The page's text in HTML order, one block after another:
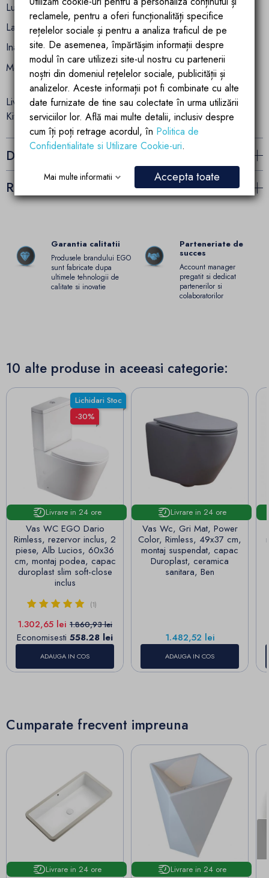
Lungime: 60 cm
Latime: 43 cm
Inaltime: 40 cm
Montaj: suspendat
Livrare completa, cu capac.
Kit de montare inclus.
Detalii ale produsului
Recenzii (2)
Garantia calitatii
Produsele brandului EGO
sunt fabricate dupa
ultimele tehnologii de
calitate si inovatie
Parteneriate de
succes
Account manager
pregatit si dedicat
partenerilor si
colaboratorilor
10 alte produse in aceeasi categorie:
Lichidari Stoc
-30%
Livrare in 24 ore
Vas WC EGO Dario
Rimless, rezervor inclus, 2
piese, Alb Lucios, 60x36
cm, montaj podea, capac
duroplast slim soft-close
inclus
(1)
Pret
1.302,65 lei Pret de baza
1.860,93 lei
Economisesti 558.28 lei
ADAUGA IN COS
Livrare in 24 ore
Vas Wc, Gri Mat, Power
Color, Rimless, 49x37 cm,
montaj suspendat, capac
Duroplast, ceramica
sanitara, Ben
Pret
1.482,52 lei
ADAUGA IN COS
Cumparate frecvent impreuna
Livrare in 24 ore Livrare in 24 ore
reclamele, pentru a oferi funcționalități specifice
rețelelor sociale și pentru a analiza traficul de pe
site. De asemenea, împărtășim informații despre
modul în care utilizezi site-ul nostru cu partenerii
noștri din domeniul rețelelor sociale, publicității și
analizelor. Aceste informații pot fi combinate cu alte
date furnizate de tine sau colectate în urma utilizării
serviciilor lor. Află mai multe detalii, inclusiv despre
cum îți poți retrage acordul, în Politica de
Confidentialitate si Utilizare Cookie-uri.
Mai multe informatii Accepta toate